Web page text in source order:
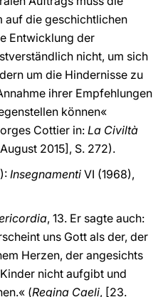
auf die geschichtlichen
Entwicklung der
nicht, um sich
um die Hindernisse zu
ihrer Empfehlungen
können«
Cottier in: La Civiltà
2015], S. 272).
Insegnamenti VI (1968),
, 13. Er sagte auch:
uns Gott als der, der
Herzen, der angesichts
nicht aufgibt und
(Regina Caeli, [23.